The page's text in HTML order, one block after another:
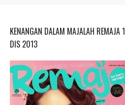
KENANGAN DALAM MAJALAH REMAJA 1
DIS 2013